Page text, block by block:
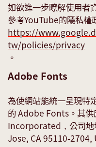
如欲進一步瞭解使用者
參考YouTube的隱私權
https://
tw/policies/privacy
。
Adobe Fonts
為使網站能統一呈現特
的 Adobe Fonts。其
Incorporated，公司地
Jose, CA 95110-2704,